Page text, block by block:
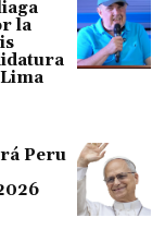
la
Peru